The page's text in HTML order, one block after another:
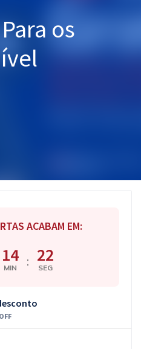
os
ACABAM EM:
14
MIN : 21
SEG